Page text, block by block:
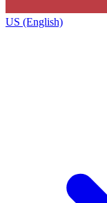
US (English)